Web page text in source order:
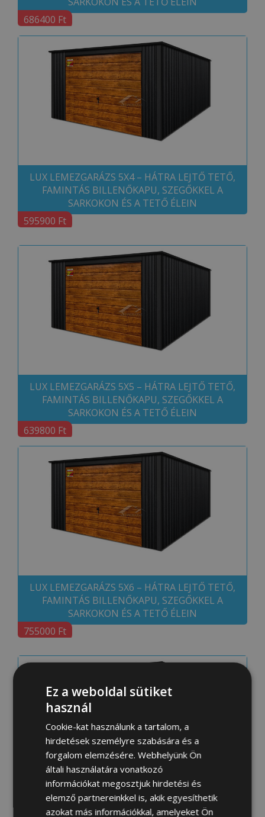
686400 Ft
LUX LEMEZGARÁZS 5X4 – HÁTRA LEJTŐ TETŐ,
FAMINTÁS BILLENŐKAPU, SZEGŐKKEL A
SARKOKON ÉS A TETŐ ÉLEIN
595900 Ft
LUX LEMEZGARÁZS 5X5 – HÁTRA LEJTŐ TETŐ,
FAMINTÁS BILLENŐKAPU, SZEGŐKKEL A
SARKOKON ÉS A TETŐ ÉLEIN
639800 Ft
LUX LEMEZGARÁZS 5X6 – HÁTRA LEJTŐ TETŐ,
FAMINTÁS BILLENŐKAPU, SZEGŐKKEL A
SARKOKON ÉS A TETŐ ÉLEIN
755000 Ft
LUX LEMEZGARÁZS 5X7 – HÁTRA LEJTŐ TETŐ,
FAMINTÁS BILLENŐKAPU, SZEGŐKKEL A
Ez a weboldal sütiket
használ
Cookie-kat használunk a tartalom, a
hirdetések személyre szabására és a
forgalom elemzésére. Webhelyünk Ön
általi használatára vonatkozó
információkat megosztjuk hirdetési és
elemző partnereinkkel is, akik egyesíthetik
azokat más információkkal, amelyeket Ön